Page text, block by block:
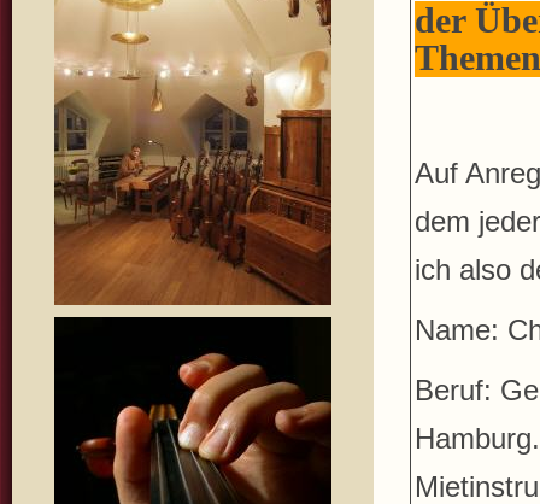
der
Auf
dem
ich also
Name:
Beruf: